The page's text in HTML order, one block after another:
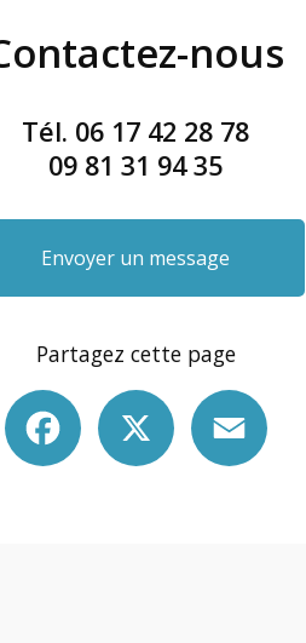
nous
Tél. 06 17 42 28 78
09 81 31 94 35
Envoyer un message
Partagez cette page
Facebook